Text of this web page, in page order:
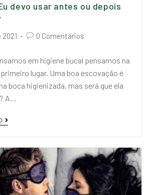
devo usar antes ou depois
2021 0 Comentários
em higiene bucal pensamos na
lugar. Uma boa escovação é
boca higienizada, mas será que ela
A…